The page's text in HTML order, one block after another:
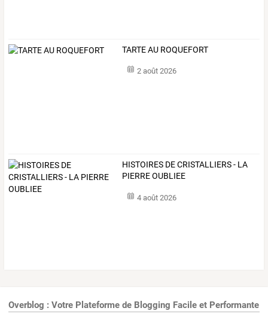
TARTE AU ROQUEFORT
2 août 2026
HISTOIRES DE CRISTALLIERS - LA
PIERRE OUBLIEE
4 août 2026
Overblog : Votre Plateforme de Blogging Facile et Performante